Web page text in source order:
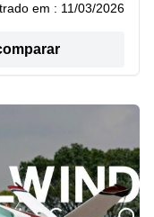
em : 11/03/2026